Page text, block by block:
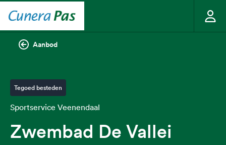
Aanbod
Tegoed besteden
Sportservice Veenendaal
Zwembad De Vallei